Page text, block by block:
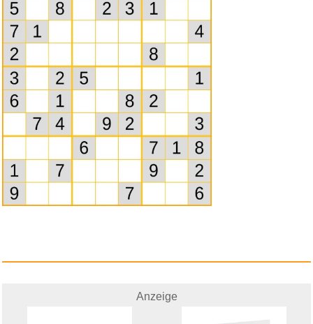
Paladone XBOX Icons Licht,
dyn...
Anzeige